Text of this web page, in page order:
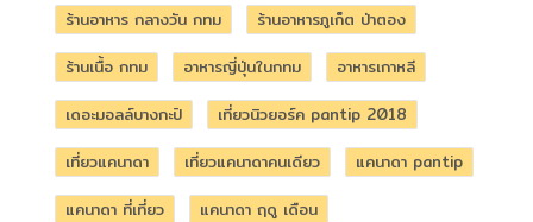
ร้านอาหาร กลางวัน กทม
ร้านอาหารภูเก็ต ป่าตอง
ร้านเนื้อ กทม
อาหารญี่ปุ่นในกทม
อาหารเกาหลี
เดอะมอลล์บางกะปิ
เที่ยวนิวยอร์ค pantip 2018
เที่ยวแคนาดา
เที่ยวแคนาดาคนเดียว
แคนาดา pantip
แคนาดา ที่เที่ยว
แคนาดา ฤดู เดือน